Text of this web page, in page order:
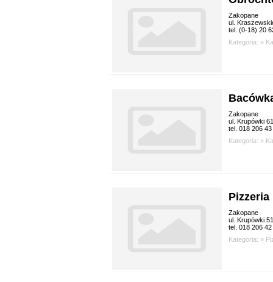
Zakopane
ul.
tel. (0-18) 20
Kategoria: »
Zakopane
ul. Krupówki 61
tel. 018 206 43
Kategoria: »
Zakopane
ul. Krupówki 51
tel. 018 206 42
Kategoria: »